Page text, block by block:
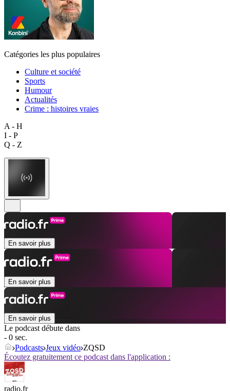
Catégories les plus populaires
Culture et société
Sports
Humour
Actualités
Crime : histoires vraies
A - H
I - P
Q - Z
En savoir plus
En savoir plus
En savoir plus
Le podcast débute dans
- 0 sec.
Podcasts Jeux vidéo ZQSD
Écoutez gratuitement ce podcast dans l'application :
radio.fr